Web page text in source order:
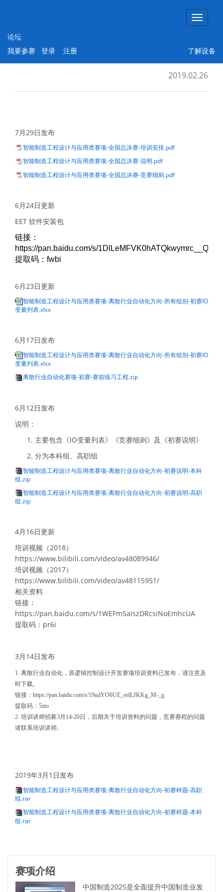
论坛
我要参赛| 登录 | 注册 了解设备
智能制造工程设计与应用类赛项：离散行业
2019.02.26
7月29日发布
智能制造工程设计与应用类赛项-全国总决赛-培训安排.pdf
智能制造工程设计与应用类赛项-全国总决赛-说明.pdf
智能制造工程设计与应用类赛项-全国总决赛-竞赛细则.pdf
6月24日更新
EET 软件安装包
链接：
https://pan.baidu.com/s/1DlLeMFVK0hATQkwymrc__Q
提取码：fwbi
6月23日更新
智能制造工程设计与应用类赛项-离散行业自动化方向-所有组别-初赛IO
变量列表.xlsx
6月17日发布
智能制造工程设计与应用类赛项-离散行业自动化方向-所有组别-初赛IO
变量列表.xlsx
离散行业自动化赛项-初赛-赛前练习工程.zip
6月12日发布
说明：
主要包含《IO变量列表》《竞赛细则》及《初赛说明》
分为本科组、高职组
智能制造工程设计与应用类赛项-离散行业自动化方向-初赛说明-本科
组.zip
智能制造工程设计与应用类赛项-离散行业自动化方向-初赛说明-高职
组.zip
4月16日更新
培训视频（2018）
https://www.bilibili.com/video/av48089946/
培训视频（2017）
https://www.bilibili.com/video/av48115951/
相关资料
链接：
https://pan.baidu.com/s/1WEFm5aIszDRcsiNoEmhcUA
提取码：pr6i
3月14日发布
1. 离散行业自动化，原逻辑控制设计开发赛项培训资料已发布，请注意及
时下载。
链接：https://pan.baidu.com/s/19udYO6UE_eelLJKKg_M-_g
提取码：5zto
2. 培训讲师招募3月14-20日，后期关于培训资料的问题，竞赛赛程的问题
请联系培训讲师。
2019年3月1日发布
智能制造工程设计与应用类赛项-离散行业自动化方向-初赛样题-高职
组.rar
智能制造工程设计与应用类赛项-离散行业自动化方向-初赛样题-本科
组.rar
赛项介绍
中国制造2025是全面提升中国制造业发